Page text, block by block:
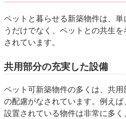
ペットと暮らせる新築物件は、
うだけでなく、ペットとの共生
されています。
共用部分の充実した設備
ペット可新築物件の多くは、共
の配慮がなされています。例えば、
設置されている物件は非常に多く